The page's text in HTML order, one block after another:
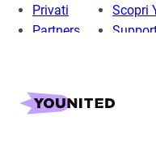
Privati
Partners
Scopri